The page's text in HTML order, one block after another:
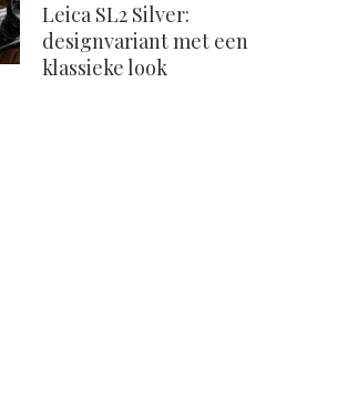
Leica SL2 Silver:
designvariant met een
klassieke look